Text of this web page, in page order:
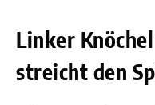
Linker
streicht den